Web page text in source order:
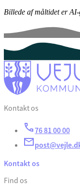
Billede af måltidet er AI-
Kontakt os
76 81 00 00
Kontakt os
Find os